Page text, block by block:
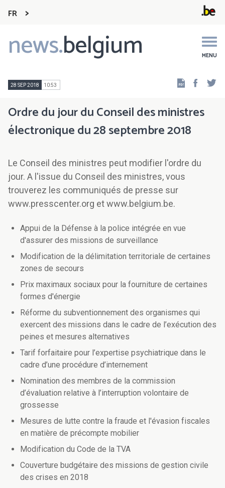
FR
news.belgium MENU
Main
navigation
28 SEP 2018 10:53
Ordre du jour du Conseil des ministres
électronique du 28 septembre 2018
Le Conseil des ministres peut modifier l'ordre du
jour. A l'issue du Conseil des ministres, vous
trouverez les communiqués de presse sur
www.presscenter.org et www.belgium.be.
Appui de la Défense à la police intégrée en vue
d'assurer des missions de surveillance
Modification de la délimitation territoriale de certaines
zones de secours
Prix maximaux sociaux pour la fourniture de certaines
formes d'énergie
Réforme du subventionnement des organismes qui
exercent des missions dans le cadre de l’exécution des
peines et mesures alternatives
Tarif forfaitaire pour l’expertise psychiatrique dans le
cadre d’une procédure d’internement
Nomination des membres de la commission
d’évaluation relative à l’interruption volontaire de
grossesse
Mesures de lutte contre la fraude et l'évasion fiscales
en matière de précompte mobilier
Modification du Code de la TVA
Couverture budgétaire des missions de gestion civile
des crises en 2018